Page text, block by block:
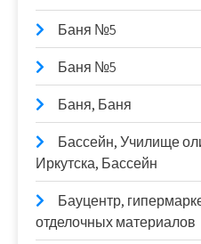
Баня №5
Баня №5
Баня, Баня
Бассейн, Училище
Иркутска, Бассейн
Бауцентр,
отделочных материалов